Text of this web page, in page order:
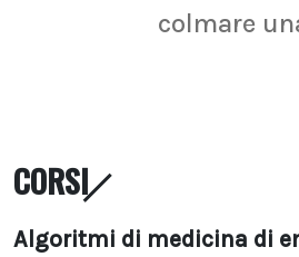
colmare
CORSI
Algoritmi di medicina di